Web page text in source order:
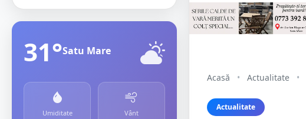
31°Satu Mare
Umiditate Vânt
Acasă • Actualitate •
Actualitate